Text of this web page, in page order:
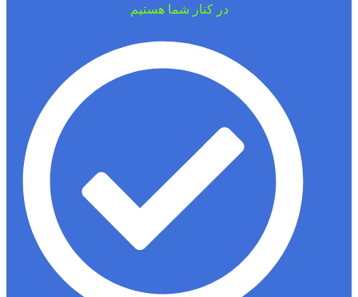
در کنار شما هستیم